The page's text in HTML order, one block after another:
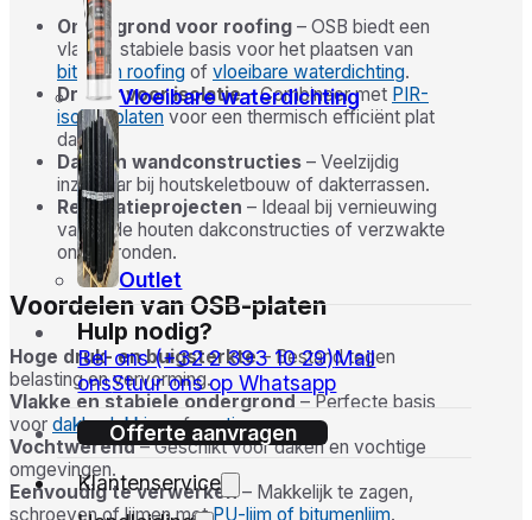
Vloeibare waterdichting
Outlet
Hulp nodig?
Bel ons (+32 2 393 10 29)Mail
onsStuur ons op Whatsapp
Offerte aanvragen
Klantenservice
Ondergrond voor roofing – OSB biedt een
vlakke, stabiele basis voor het plaatsen van
bitumen roofing of vloeibare waterdichting.
Drager voor isolatie– Combineer met PIR-
isolatieplaten voor een thermisch efficiënt plat
dak.
Dak- en wandconstructies – Veelzijdig
inzetbaar bij houtskeletbouw of dakterrassen.
Renovatieprojecten – Ideaal bij vernieuwing
van oude houten dakconstructies of verzwakte
ondergronden.
Voordelen van OSB-platen
Hoge druk- en buigsterkte– Bestand tegen
belasting en vervorming.
Vlakke en stabiele ondergrond – Perfecte basis
voor dakbedekkingofcoatings.
Vochtwerend– Geschikt voor daken en vochtige
omgevingen.
Eenvoudig te verwerken– Makkelijk te zagen,
schroeven of lijmen metPU-lijm of bitumenlijm.